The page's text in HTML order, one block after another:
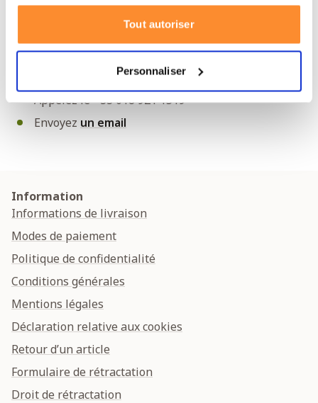
Tout autoriser
Personnaliser
Nous sommes à votre service du lundi au vendredi de
Appelez le +33 018 921 1519
Envoyez un email
Information
Informations de livraison
Modes de paiement
Politique de confidentialité
Conditions générales
Mentions légales
Déclaration relative aux cookies
Retour d’un article
Formulaire de rétractation
Droit de rétractation